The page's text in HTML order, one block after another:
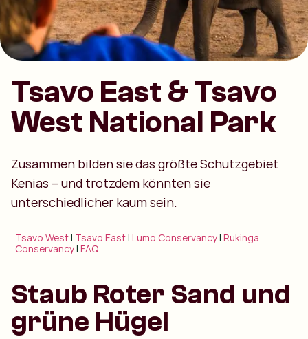
Tsavo East & Tsavo
West National Park
Zusammen bilden sie das größte Schutzgebiet
Kenias – und trotzdem könnten sie
unterschiedlicher kaum sein.
Tsavo West| Tsavo East|Lumo Conservancy|Rukinga
Conservancy|FAQ
Staub Roter Sand und
grüne Hügel